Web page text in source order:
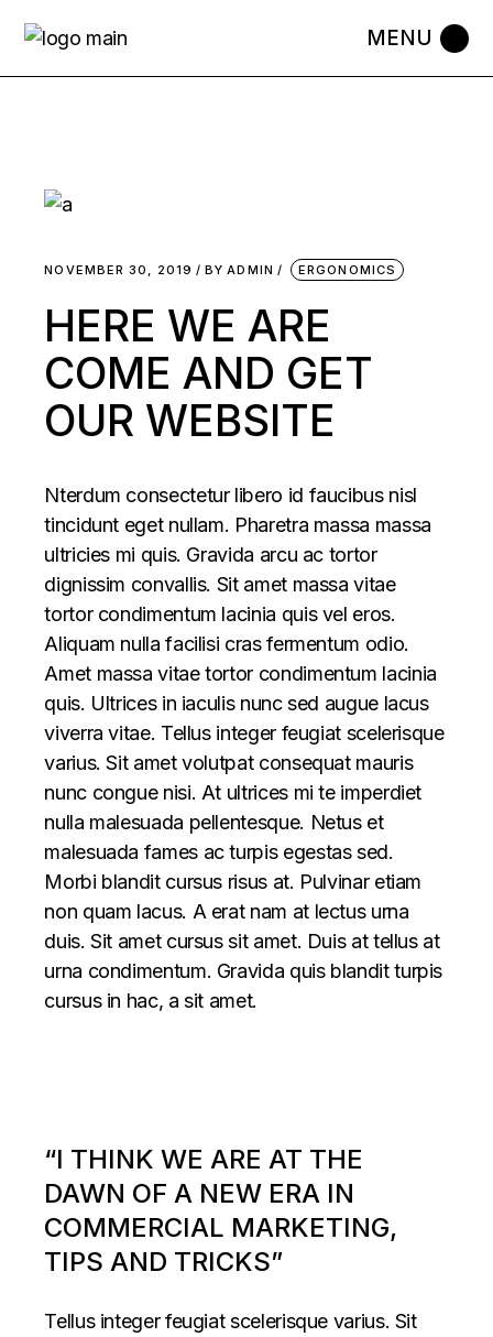
NOVEMBER 30, 2019 BY ADMIN ERGONOMICS
HERE WE ARE
COME AND GET
OUR WEBSITE
Nterdum consectetur libero id faucibus nisl
tincidunt eget nullam. Pharetra massa massa
ultricies mi quis. Gravida arcu ac tortor
dignissim convallis. Sit amet massa vitae
tortor condimentum lacinia quis vel eros.
Aliquam nulla facilisi cras fermentum odio.
Amet massa vitae tortor condimentum lacinia
quis. Ultrices in iaculis nunc sed augue lacus
viverra vitae. Tellus integer feugiat scelerisque
varius. Sit amet volutpat consequat mauris
nunc congue nisi. At ultrices mi te imperdiet
nulla malesuada pellentesque. Netus et
malesuada fames ac turpis egestas sed.
Morbi blandit cursus risus at. Pulvinar etiam
non quam lacus. A erat nam at lectus urna
duis. Sit amet cursus sit amet. Duis at tellus at
urna condimentum. Gravida quis blandit turpis
cursus in hac, a sit amet.
“I THINK WE ARE AT THE
DAWN OF A NEW ERA IN
COMMERCIAL MARKETING,
TIPS AND TRICKS”
Tellus integer feugiat scelerisque varius. Sit